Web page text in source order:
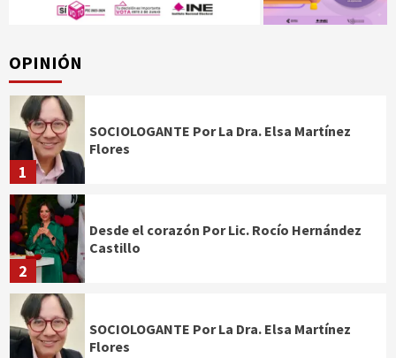
OPINIÓN
1
SOCIOLOGANTE Por La Dra. Elsa Martínez
Flores
2
Desde el corazón Por Lic. Rocío Hernández
Castillo
SOCIOLOGANTE Por La Dra. Elsa Martínez
Flores